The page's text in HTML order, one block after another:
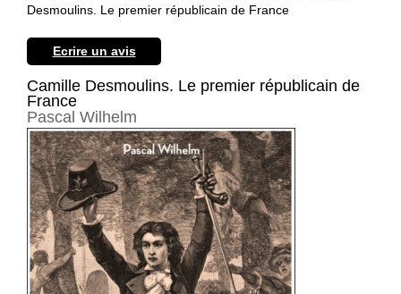
XXe siècle
Autres civilisations
Thématiques
Desmoulins. Le premier républicain de France
Ecrire un avis
Camille Desmoulins. Le premier républicain de
France
Pascal Wilhelm